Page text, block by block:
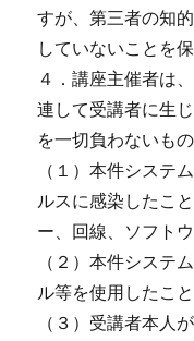
すが、第三者の知
していないことを
４．講座主催者は
連して受講者に生
を一切負わないもの
（１）本件システ
ルスに感染したこ
ー、回線、ソフト
（２）本件システ
ル等を使用したこ
（３）受講者本人